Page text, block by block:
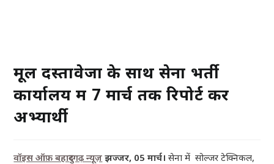
मूल दस्तावेजों के साथ सेना भर्ती
कार्यालय में 7 मार्च तक रिपोर्ट करें
अभ्यार्थी
वॉइस ऑफ़ बहादुरगढ़ न्यूज़ झज्जर, 05 मार्च। सेना में सोल्जर टेक्निकल,